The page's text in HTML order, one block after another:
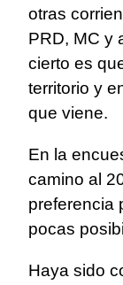
otras
PRD, MC y
cierto es
territorio y
que viene.
En la
camino al
preferencia
pocas
Haya sido